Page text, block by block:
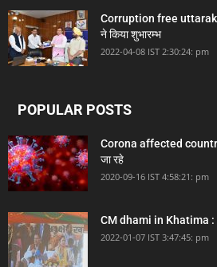
Corruption free
ने किया शुभारम्भ
2022-04-08 IST 2:30:24: pm
POPULAR POSTS
Corona affected country:
जा रहे
2020-09-16 IST 4:58:21: pm
CM dhami in Khatima :
2022-01-07 IST 3:47:45: pm